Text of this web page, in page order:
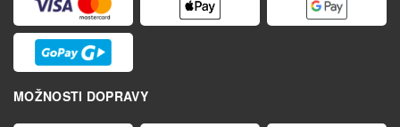
MOŽNOSTI DOPRAVY